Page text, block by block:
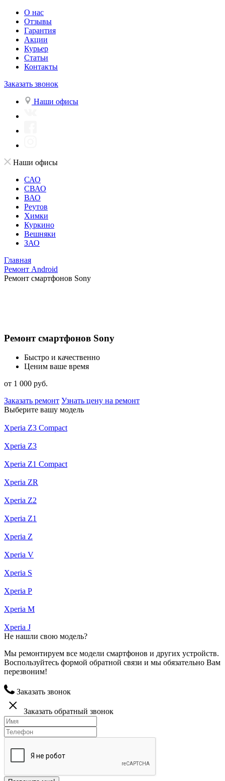
О нас
Отзывы
Гарантия
Акции
Курьер
Статьи
Контакты
Заказать звонок
Наши офисы
Наши офисы
САО
СВАО
ВАО
Реутов
Химки
Куркино
Вешняки
ЗАО
Главная
Ремонт Android
Ремонт смартфонов Sony
Ремонт смартфонов Sony
Быстро и качественно
Ценим ваше время
от 1 000 руб.
Заказать ремонт Узнать цену на ремонт
Выберите вашу модель
Xperia Z3 Compact
Xperia Z3
Xperia Z1 Compact
Xperia ZR
Xperia Z2
Xperia Z1
Xperia Z
Xperia V
Xperia S
Xperia P
Xperia M
Xperia J
Не нашли свою модель?
Мы ремонтируем все модели смартфонов и других устройств.
Воспользуйтесь формой обратной связи и мы обязательно Вам
перезвоним!
Заказать звонок
Заказать обратный звонок